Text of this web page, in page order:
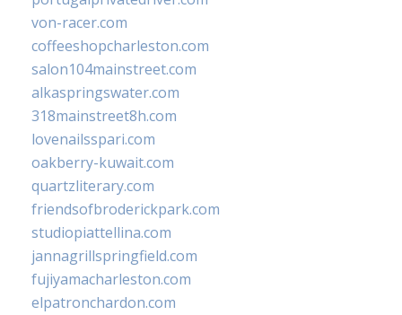
von-racer.com
coffeeshopcharleston.com
salon104mainstreet.com
alkaspringswater.com
318mainstreet8h.com
lovenailsspari.com
oakberry-kuwait.com
quartzliterary.com
friendsofbroderickpark.com
studiopiattellina.com
jannagrillspringfield.com
fujiyamacharleston.com
elpatronchardon.com